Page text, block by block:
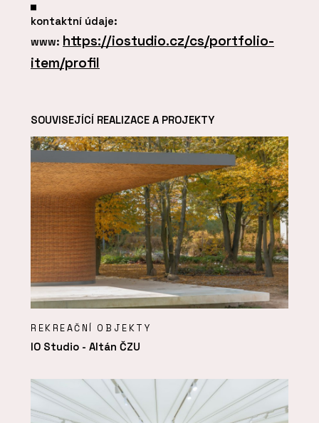
kontaktní údaje:
www: https://iostudio.cz/cs/portfolio-
item/profil
SOUVISEJÍCÍ REALIZACE A PROJEKTY
REKREAČNÍ OBJEKTY
IO Studio - Altán ČZU